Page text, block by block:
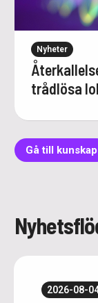
Nyheter
trådlösa
Gå till kunskap
2026-08-